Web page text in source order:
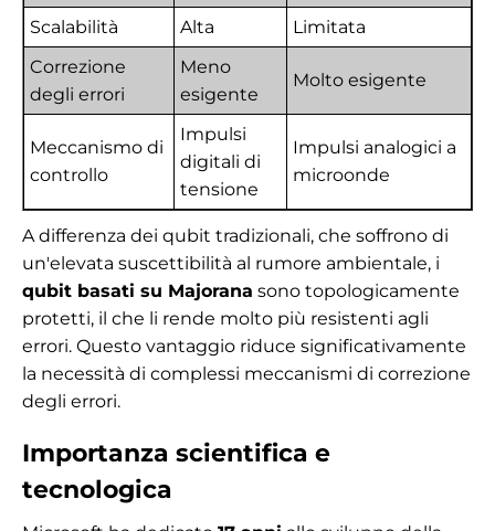
Scalabilità
Alta
Limitata
Correzione
degli errori
Meno
esigente
Molto esigente
Meccanismo di
controllo
Impulsi
digitali di
tensione
Impulsi analogici a
microonde
A differenza dei qubit tradizionali, che soffrono di
un'elevata suscettibilità al rumore ambientale, i
qubit basati su Majorana sono topologicamente
protetti, il che li rende molto più resistenti agli
errori. Questo vantaggio riduce significativamente
la necessità di complessi meccanismi di correzione
degli errori.
Importanza scientifica e
tecnologica